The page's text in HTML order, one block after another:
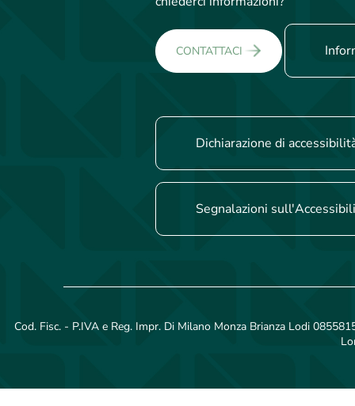
CONTATTACI
Dichiarazione di
Segnalazioni
Cod. Fisc. - P.IVA e Reg. Impr. Di Milano Monza Brianza Lodi